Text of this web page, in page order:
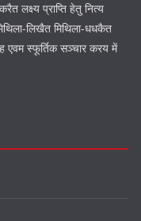
लक्ष्य प्राप्ति हेतु नित्य
लिखैत मिथिला-धधकैत
एवम स्फूर्तिक सञ्चार करय में